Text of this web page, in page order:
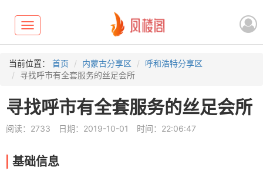
Toggle
navigation
当前位置： 首页 内蒙古分享区
呼和浩特分享区
寻找呼市有全套服务的丝足会所
寻找呼市有全套服务的丝足会所
阅读：2733 日期：2019-10-01 时间：22:06:47
基础信息